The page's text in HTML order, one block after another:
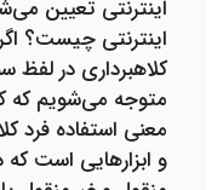
اینترنتی تعیین
اینترنتی چیست؟
کلاهبرداری در لفظ
متوجه می‌شویم که
معنی استفاده فرد
و ابزارهایی است که